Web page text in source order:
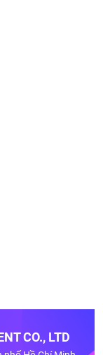
CO., LTD